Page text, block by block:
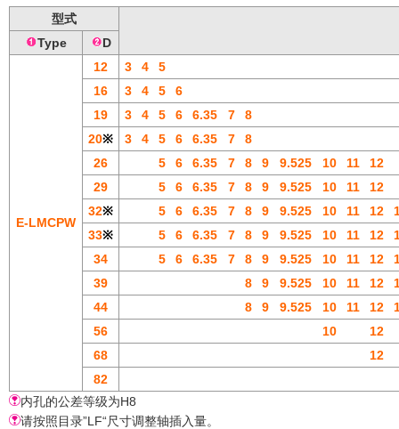
型式
Type
D
E-LMCPW
12 3 4
5
16
3 4 5
6
19
3 4 5 6 6.35 7
8
20※ 3 4 5 6 6.35 7
8
26
5 6 6.35 7 8 9 9.525 10 11
12
29
5 6 6.35 7 8 9 9.525 10 11
12
32※ 5 6 6.35 7 8 9 9.525 10 11 12
33※ 5 6 6.35 7 8 9 9.525 10 11 12
34
5 6 6.35 7 8 9 9.525 10 11 12
39
8 9 9.525 10 11 12
44
8 9 9.525 10 11 12
56
10
12
68
12
82
内孔的公差等级为H8
请按照目录”LF“尺寸调整轴插入量。